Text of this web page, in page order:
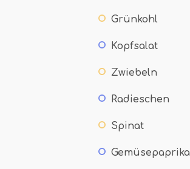
Grünkohl
Kopfsalat
Zwiebeln
Radieschen
Spinat
Gemüsepaprika